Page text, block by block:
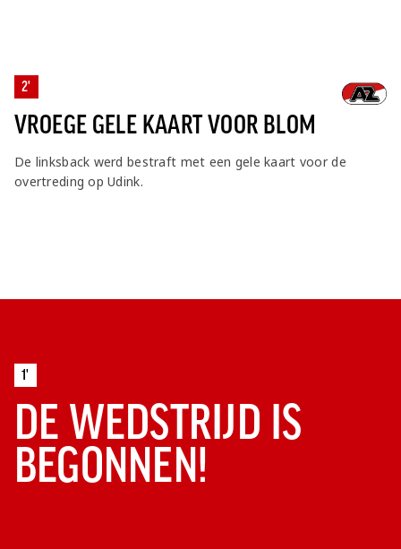
2'
VROEGE GELE KAART VOOR BLOM
De linksback werd bestraft met een gele kaart voor de
overtreding op Udink.
1'
DE WEDSTRIJD IS
BEGONNEN!